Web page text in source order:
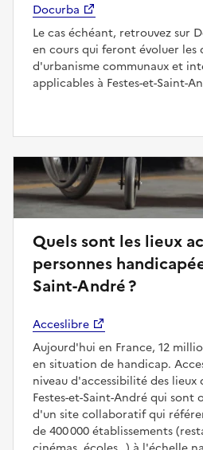
Docurba
Le cas échéant, retrouvez sur
en cours qui feront évoluer les
d'urbanisme communaux et
applicables à Festes-et-Saint-
Quels sont les lieux
personnes
Saint-André ?
Acceslibre
Aujourd'hui en France, 12
en situation de handicap.
niveau d'accessibilité des lieux
Festes-et-Saint-André qui sont
d'un site collaboratif qui
de 400 000 établissements